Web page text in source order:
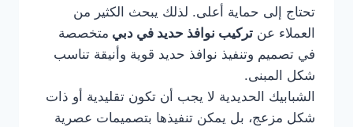
تحتاج إلى حماية أعلى. لذلك يبحث الكثير من
العملاء عن تركيب نوافذ حديد في دبي متخصصة
في تصميم وتنفيذ نوافذ حديد قوية وأنيقة تناسب
شكل المبنى.
الشبابيك الحديدية لا يجب أن تكون تقليدية أو ذات
شكل مزعج، بل يمكن تنفيذها بتصميمات عصرية